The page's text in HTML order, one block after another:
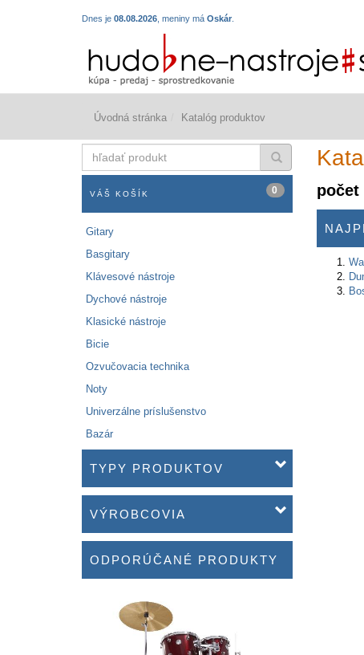
Dnes je 08.08.2026 , meniny má Oskár
Úvodná stránka Katalóg produktov
produkt
VÁŠ KOŠÍK 0
Gitary
Basgitary
Klávesové nástroje
Dychové nástroje
Klasické nástroje
Bicie
Ozvučovacia technika
Noty
Univerzálne príslušenstvo
Bazár
TYPY PRODUKTOV
VÝROBCOVIA
ODPORÚČANÉ PRODUKTY
počet